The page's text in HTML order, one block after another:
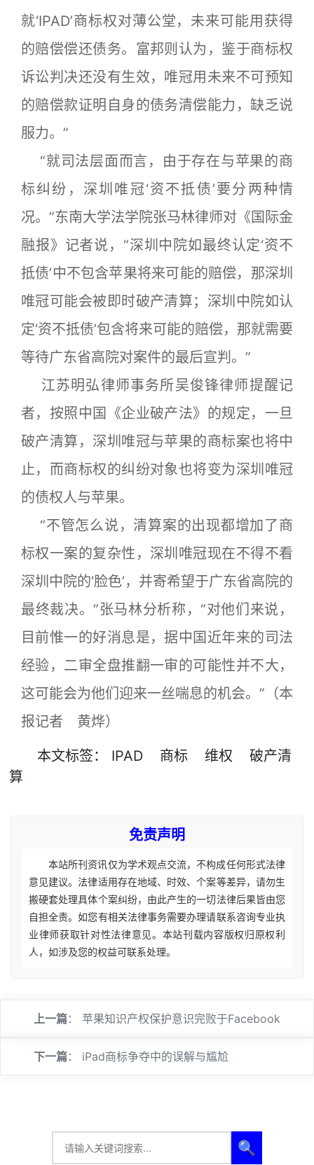
就‘IPAD’商标权对薄公堂，未来可能用获得
的赔偿偿还债务。富邦则认为，鉴于商标权
诉讼判决还没有生效，唯冠用未来不可预知
的赔偿款证明自身的债务清偿能力，缺乏说
服力。”
“就司法层面而言，由于存在与苹果的商
标纠纷，深圳唯冠‘资不抵债’要分两种情
况。”东南大学法学院张马林律师对《国际金
融报》记者说，“深圳中院如最终认定‘资不
抵债’中不包含苹果将来可能的赔偿，那深圳
唯冠可能会被即时破产清算；深圳中院如认
定‘资不抵债’包含将来可能的赔偿，那就需要
等待广东省高院对案件的最后宣判。”
江苏明弘律师事务所吴俊锋律师提醒记
者，按照中国《企业破产法》的规定，一旦
破产清算，深圳唯冠与苹果的商标案也将中
止，而商标权的纠纷对象也将变为深圳唯冠
的债权人与苹果。
“不管怎么说，清算案的出现都增加了商
标权一案的复杂性，深圳唯冠现在不得不看
深圳中院的‘脸色’，并寄希望于广东省高院的
最终裁决。”张马林分析称，“对他们来说，
目前惟一的好消息是，据中国近年来的司法
经验，二审全盘推翻一审的可能性并不大，
这可能会为他们迎来一丝喘息的机会。”（本
报记者 黄烨）
本文标签： IPAD 商标 维权
破产清
算
免责声明
本站所刊资讯仅为学术观点交流，不构成任何形式法律
意见建议。法律适用存在地域、时效、个案等差异，请勿生
搬硬套处理具体个案纠纷，由此产生的一切法律后果皆由您
自担全责。如您有相关法律事务需要办理请联系咨询专业执
业律师获取针对性法律意见。本站刊载内容版权归原权利
人，如涉及您的权益可联系处理。
上一篇： 苹果知识产权保护意识完败于Facebook
下一篇： iPad商标争夺中的误解与尴尬
🔍